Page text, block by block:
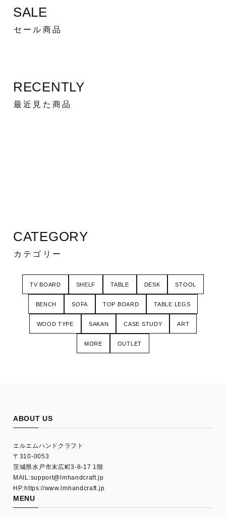
SALE
セール商品
RECENTLY
最近見た商品
CATEGORY
カテゴリー
TV BOARD SHELF TABLE DESK STOOL
BENCH SOFA TOP BOARD TABLE LEGS
WOOD TYPE SAKAN CASE STUDY ART
MORE OUTLET
ABOUT US
エルエムハンドクラフト
〒310-0053
茨城県水戸市末広町3-8-17 1階
MAIL:support@lmhandcraft.jp
HP:https://www.lmhandcraft.jp
MENU